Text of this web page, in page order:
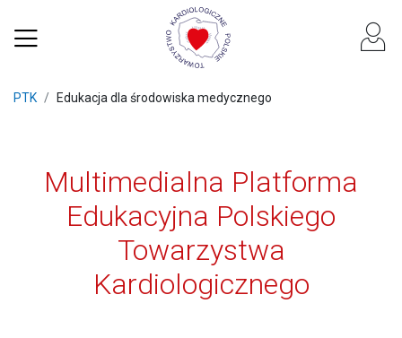
PTK Edukacja dla środowiska medycznego
Multimedialna Platforma
Edukacyjna Polskiego
Towarzystwa
Kardiologicznego